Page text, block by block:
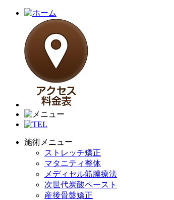
施術メニュー
ストレッチ矯正
マタニティ整体
メディセル筋膜療法
次世代炭酸ペースト
産後骨盤矯正